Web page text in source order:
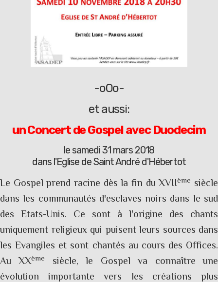
-oOo-
et aussi:
un Concert de Gospel avec Duodecim
le samedi 31 mars 2018
dans l'Eglise de Saint André d'Hébertot
Le Gospel prend racine dès la fin du XVIIème siècle
dans les communautés d'esclaves noirs dans le sud
des Etats-Unis. Ce sont à l'origine des chants
uniquement religieux qui puisent leurs sources dans
les Evangiles et sont chantés au cours des Offices.
Au XXème
siècle, le Gospel va connaître une
évolution importante vers les créations plus